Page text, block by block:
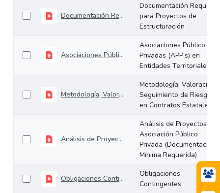
Documentación Requerida para Proyectos de Estructuración
Documentación
para Proyectos de
Estructuración
Asociaciones Público Privadas (APP’s) en Entidades Territoriales
Asociaciones Público
Privadas (APP’s) en
Entidades Territoriales
Metodología, Valoración y Seguimiento de Riesgos en Contratos Estatales.
Metodología, Valoración y
Seguimiento de Riesgos
en Contratos Estatales.
Análisis de Proyectos de Asociación Público Privada (Documentación Mínima Requerida)
Análisis de Proyectos de
Asociación Público
Privada (Documentación
Mínima Requerida)
Obligaciones Contingentes
Obligaciones
Contingentes